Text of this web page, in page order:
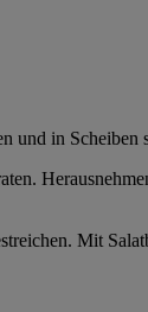
und in Scheiben
Mit